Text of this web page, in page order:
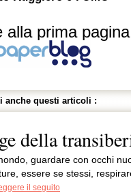
alla prima
anche questi articoli :
della
guardare con occhi
essere se stessi,
il seguito